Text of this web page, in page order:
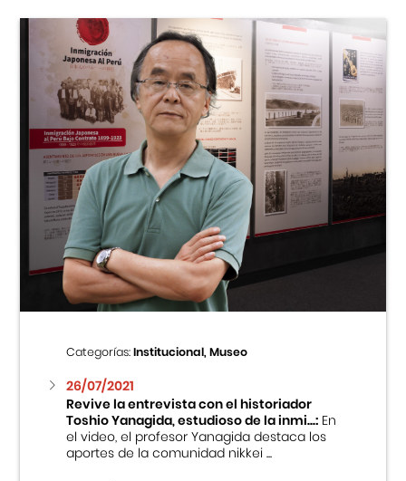
Categorías:Institucional, Museo
26/07/2021
Revive la entrevista con el historiador
Toshio Yanagida, estudioso de la inmi...:En
el video, el profesor Yanagida destaca los
aportes de la comunidad nikkei ...